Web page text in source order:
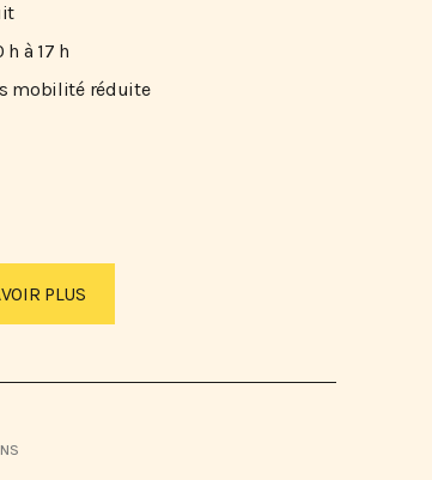
h à 17 h
mobilité réduite
PLUS